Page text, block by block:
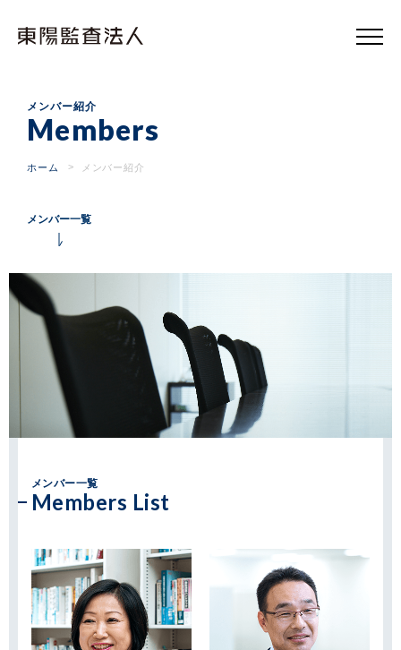
陽
メンバー紹介
Members
ホーム メンバー紹介
メンバー一覧
Members List
メンバー一覧